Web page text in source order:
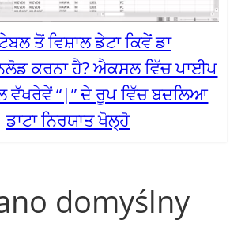
ਤੋਂ ਵਿਸ਼ਾਲ ਡੇਟਾ ਕਿਵੇਂ ਡਾ
ਕਰਨਾ ਹੈ? ਐਕਸਲ ਵਿੱਚ ਪਾਈਪ
ਵੱਖਰੇਵੇਂ “|” ਦੇ ਰੂਪ ਵਿੱਚ ਬਦਲਿਆ
ਡਾਟਾ ਨਿਰਯਾਤ ਖੋਲ੍ਹੋ
domyślny